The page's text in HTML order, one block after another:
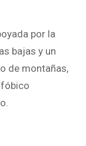
por la
bajas y un
de montañas,